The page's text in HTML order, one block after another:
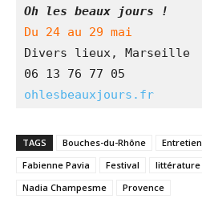
Oh les beaux jours !
Du 24 au 29 mai
Divers lieux, Marseille
06 13 76 77 05
ohlesbeauxjours.fr
TAGS Bouches-du-Rhône Entretien
Fabienne Pavia
Festival littérature
Nadia Champesme
Provence